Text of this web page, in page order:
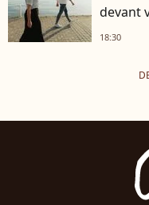
devant
18:30